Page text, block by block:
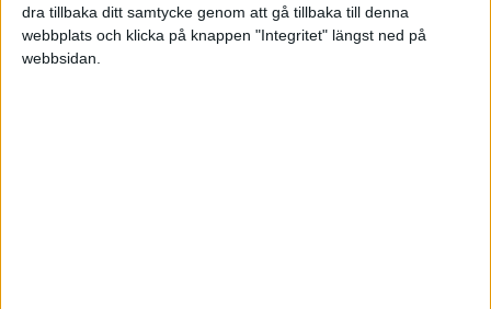
dra tillbaka ditt samtycke genom att gå tillbaka till denna
webbplats och klicka på knappen "Integritet" längst ned på
webbsidan.
jag själv genererar och dels på vad säljarna vi
anställer genererar.
- Pensionsförsäkring?